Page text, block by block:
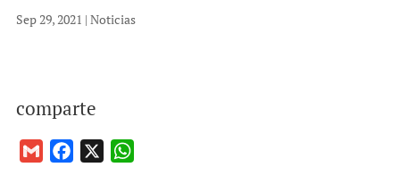
Sep 29, 2021 | Noticias
comparte